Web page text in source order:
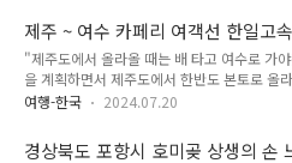
있었어요. "습설이잖아!" 일반적인 함박눈 눈
설이었어요. 물을 잔뜩 머금었..
있는 동네이기도 해요. 여름 여행, 6박7일 여
자 남도 여행 일정은 총 6박 7일 일정이었어요.
시, 사천시, 제주도, 전라남도 여수시, 곡성군
다니고 돌아오기로 했어요. 여행 방법은 대중
요. 내가 여름에 여행하지 않으려고 하는 이유
땀을 많이 흘려서 하루에 옷을 한 벌씩 갈아입
제주 ~ 여수 카페리 여객선 한일고
3등 객실 탑승 후기
"제주도에서 올라올 때는 배 타고 여수로 가
을 계획하면서 제주도에서 한반도 본토로 올
도 결정해야 했어요. 한반도 본토에서 제주도
제주도에서 비행기를 타고 바로 김포로 가는
여행-한국 2024.07.20
경상북도 포항시 호미곶 상생의 손